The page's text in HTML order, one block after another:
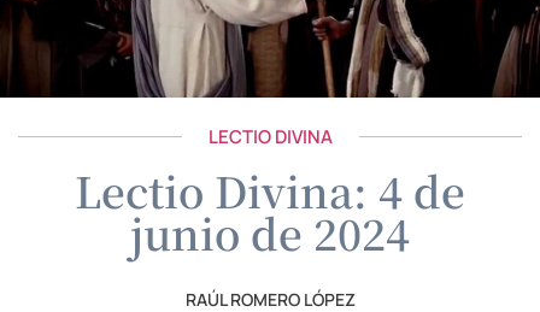
LECTIO DIVINA
Lectio Divina: 4 de
junio de 2024
RAÚL ROMERO LÓPEZ